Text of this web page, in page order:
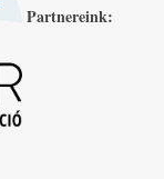
Partnereink: